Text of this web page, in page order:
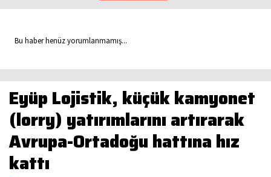
Bu haber henüz yorumlanmamış...
Eyüp Lojistik, küçük kamyonet
(lorry) yatırımlarını artırarak
Avrupa-Ortadoğu hattına hız
kattı